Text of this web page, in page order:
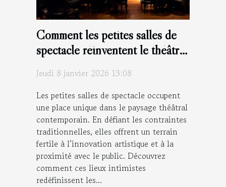
Comment les petites salles de
spectacle réinventent le théâtre
Jeudi 8 janvier 2026 13:08
Les petites salles de spectacle occupent
une place unique dans le paysage théâtral
contemporain. En défiant les contraintes
traditionnelles, elles offrent un terrain
fertile à l’innovation artistique et à la
proximité avec le public. Découvrez
comment ces lieux intimistes
redéfinissent les...